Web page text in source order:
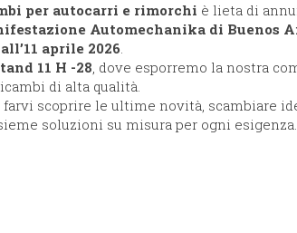
per autocarri e rimorchi è lieta di
Automechanika di Buenos
aprile 2026.
11 H -28, dove esporremo la nostra
di alta qualità.
scoprire le ultime novità, scambiare
soluzioni su misura per ogni esigenza.